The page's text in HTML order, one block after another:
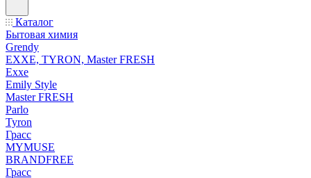
Каталог
Бытовая химия
Grendy
EXXE, TYRON, Master FRESH
Exxe
Emily Style
Master FRESH
Parlo
Tyron
Грасс
MYMUSE
BRANDFREE
Грасс